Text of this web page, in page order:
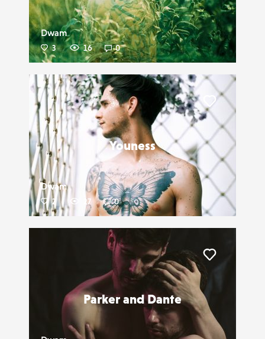
Dwam
3 16 0
Youness
Dwam
2 27 0
Liker
Parker and Dante